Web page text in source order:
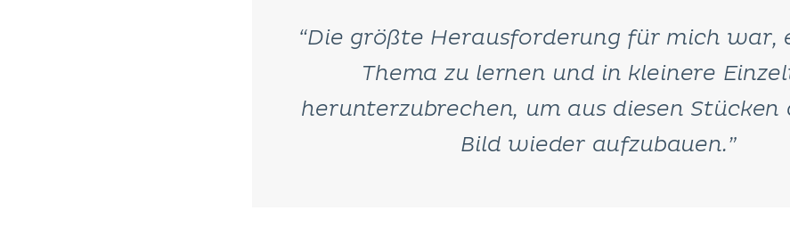
“Die größte Herausforderung für mich war,
Thema zu lernen und in kleinere
herunterzubrechen, um aus diesen Stücken
Bild wieder aufzubauen.”